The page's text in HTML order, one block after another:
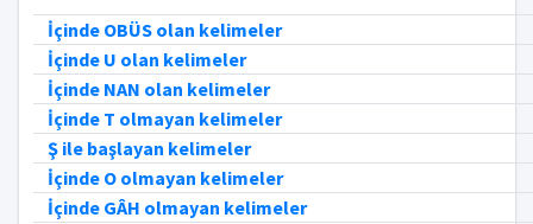
İçinde OBÜS olan kelimeler
İçinde U olan kelimeler
İçinde NAN olan kelimeler
İçinde T olmayan kelimeler
Ş ile başlayan kelimeler
İçinde O olmayan kelimeler
İçinde GÂH olmayan kelimeler